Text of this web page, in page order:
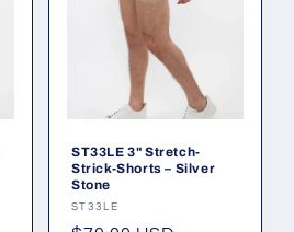
ST33LE 3" Stretch-
Strick-Shorts – Silver
Stone
Anbieter:
ST33LE